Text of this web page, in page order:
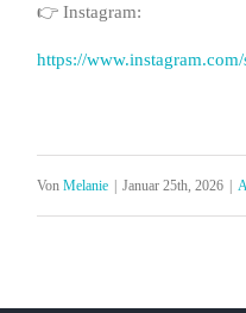
👉 Instagram:
https://
VonMelanie | Januar 25th, 2026 |